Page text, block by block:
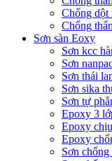
Chống dột
Chống
Sơn sàn Eoxy
Sơn kcc
Sơn
Sơn thái
Sơn sika
Sơn tự
Epoxy 3
Epoxy
Epoxy
Sơn